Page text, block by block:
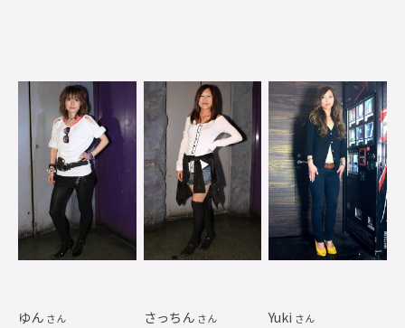
ゆん さん さっちん さん Yuki さん